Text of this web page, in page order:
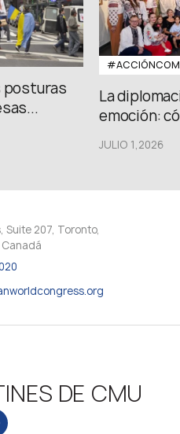
posturas
La
emoción:
JULIO 1,2026
Suite 207, Toronto,
Canadá
DE CMU